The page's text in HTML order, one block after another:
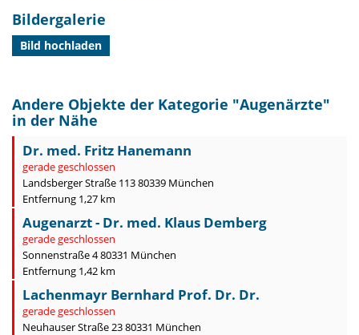
Bildergalerie
Bild hochladen
Andere Objekte der Kategorie "Augenärzte"
in der Nähe
Dr. med. Fritz Hanemann
gerade geschlossen
Landsberger Straße 113 80339 München
Entfernung 1,27 km
Augenarzt - Dr. med. Klaus Demberg
gerade geschlossen
Sonnenstraße 4 80331 München
Entfernung 1,42 km
Lachenmayr Bernhard Prof. Dr. Dr.
gerade geschlossen
Neuhauser Straße 23 80331 München